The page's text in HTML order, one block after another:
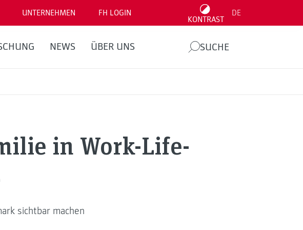
UNTERNEHMEN FH LOGIN
KONTRAST
DE
NEWS ÜBER UNS SUCHE
in Work-Life-
sichtbar machen